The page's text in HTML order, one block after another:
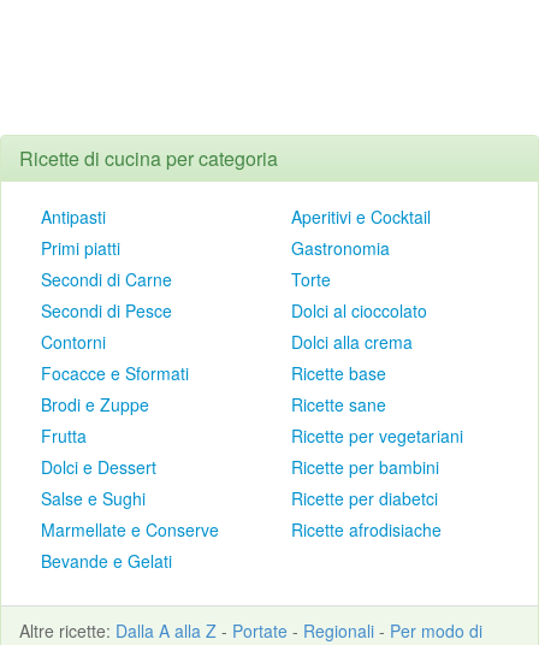
Ricette di cucina per categoria
Antipasti
Primi piatti
Secondi di Carne
Secondi di Pesce
Contorni
Focacce e Sformati
Brodi e Zuppe
Frutta
Dolci e Dessert
Salse e Sughi
Marmellate e Conserve
Bevande e Gelati
Aperitivi e Cocktail
Gastronomia
Torte
Dolci al cioccolato
Dolci alla crema
Ricette base
Ricette sane
Ricette per vegetariani
Ricette per bambini
Ricette per diabetci
Ricette afrodisiache
Altre ricette: Dalla A alla Z - Portate - Regionali - Per modo di